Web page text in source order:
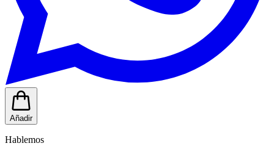
Añadir
Hablemos